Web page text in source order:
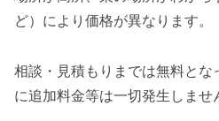
ど）により価格が異なります。
相談・見積もりまでは無料と
に追加料金等は一切発生しませ